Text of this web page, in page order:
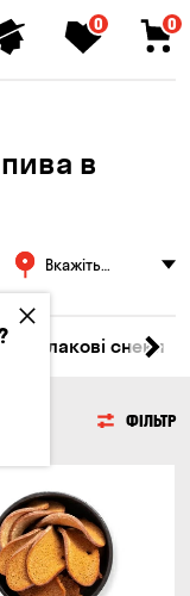
0 0
в
Вкажіть
Злакові снеки
ФІЛЬТР